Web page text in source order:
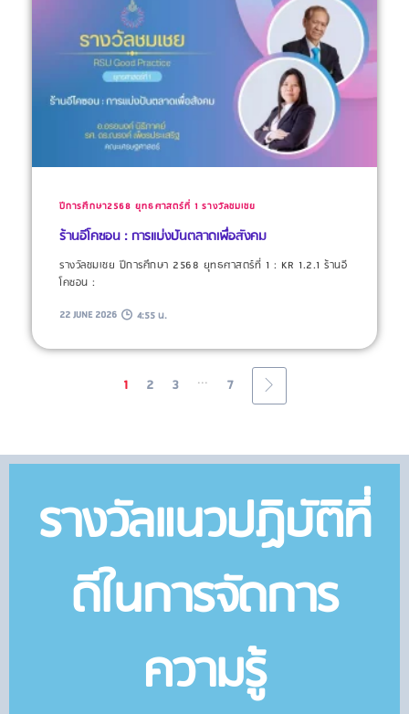
ปีการศึกษา2568 ยุทธศาสตร์ที่ 1 รางวัลชมเชย
ร้านอีโคซอน : การแบ่งปันตลาดเพื่อสังคม
รางวัลชมเชย ปีการศึกษา 2568 ยุทธศาสตร์ที่ 1 : KR 1.2.1 ร้านอี
โคซอน :
22 JUNE 2026 4:55 น.
1 2 3 ... 7
รางวัลแนวปฏิบัติที่
ดีในการจัดการ
ความรู้